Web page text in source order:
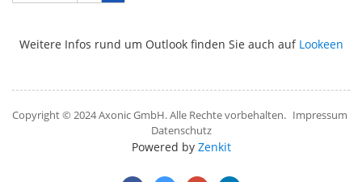
Weitere Infos rund um Outlook finden Sie auch auf Lookeen
Copyright © 2024 Axonic GmbH. Alle Rechte vorbehalten. Impressum
Datenschutz
Powered by Zenkit